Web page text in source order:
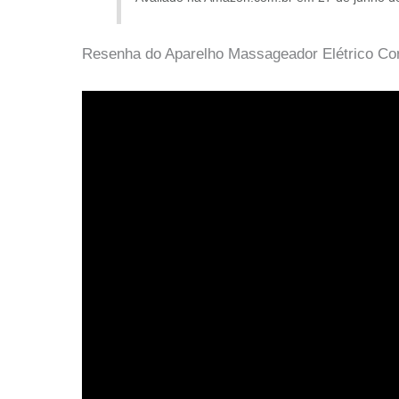
Resenha do Aparelho Massageador Elétrico